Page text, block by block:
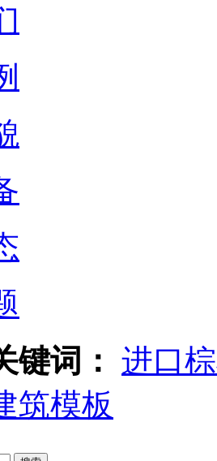
键词： 进口
筑模板